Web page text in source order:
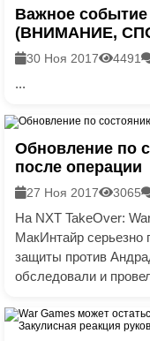
Важное событие
(ВНИМАНИЕ,
30 Ноя 2017 4491
...
Обновление по
после операции
27 Ноя 2017 3065
На NXT TakeOver:
МакИнтайр серьезно
защиты против
обследовали и